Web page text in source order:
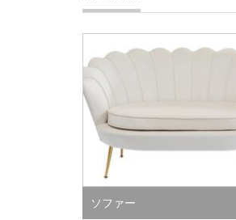
ソファー